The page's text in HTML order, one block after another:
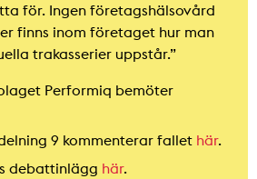
för. Ingen företagshälsovård
finns inom företaget hur man
trakasserier uppstår.”
Performiq bemöter
9 kommenterar fallet här.
debattinlägg här.